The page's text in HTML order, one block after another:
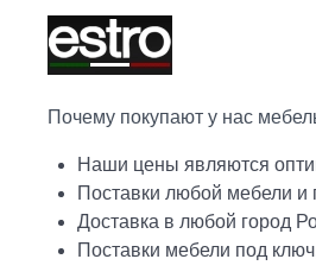
Почему покупают у нас
Наши цены являются
Поставки любой мебели и
Доставка в любой город
Поставки мебели под